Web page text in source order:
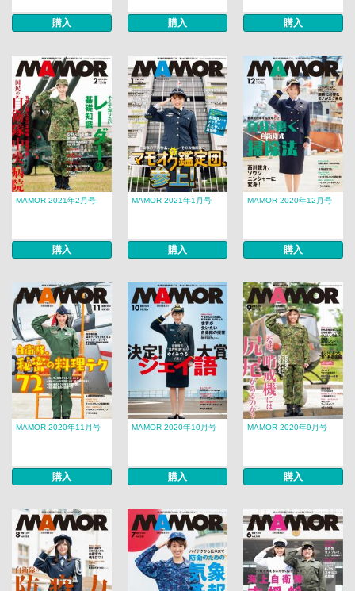
購入 購入 購入
MAMOR 2021年2月号
購入
MAMOR 2021年1月号
購入
MAMOR 2020年12月号
購入
MAMOR 2020年11月号
購入
MAMOR 2020年10月号
購入
MAMOR 2020年9月号
購入